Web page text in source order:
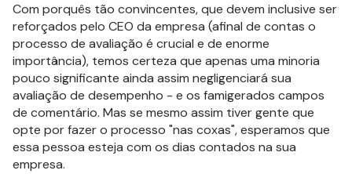
Com porquês tão convincentes, que devem inclusive ser
reforçados pelo CEO da empresa (afinal de contas o
processo de avaliação é crucial e de enorme
importância), temos certeza que apenas uma minoria
pouco significante ainda assim negligenciará sua
avaliação de desempenho - e os famigerados campos
de comentário. Mas se mesmo assim tiver gente que
opte por fazer o processo "nas coxas", esperamos que
essa pessoa esteja com os dias contados na sua
empresa.